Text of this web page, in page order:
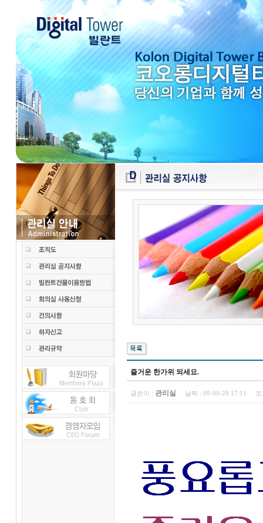
즐거운 한가위 되세요.
글쓴이 : 관리실 날짜 : 09-09-28 17:11